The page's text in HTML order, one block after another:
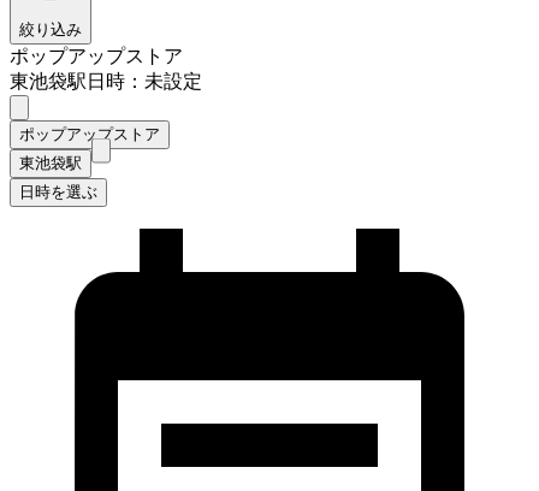
絞り込み
ポップアップストア
東池袋駅日時：未設定
ポップアップストア
東池袋駅
日時を選ぶ